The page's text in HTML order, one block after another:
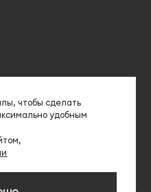
чтобы сделать
удобным